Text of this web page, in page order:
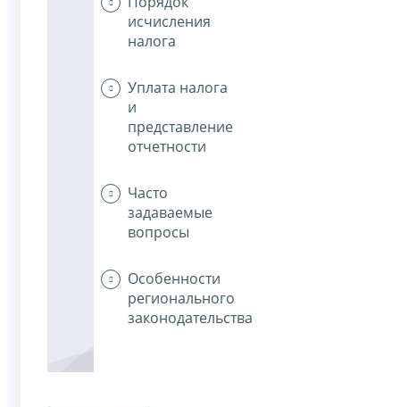
исчисления
налога
Уплата налога
и
представление
отчетности
Часто
задаваемые
вопросы
Особенности
регионального
законодательства